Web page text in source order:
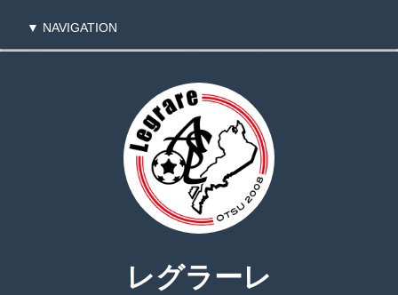
レグラーレ
▼ NAVIGATION
会員専用のTOPに戻る